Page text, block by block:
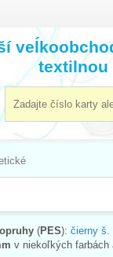
textilnou
(PES): čierny š.
v niekoľkých farbách